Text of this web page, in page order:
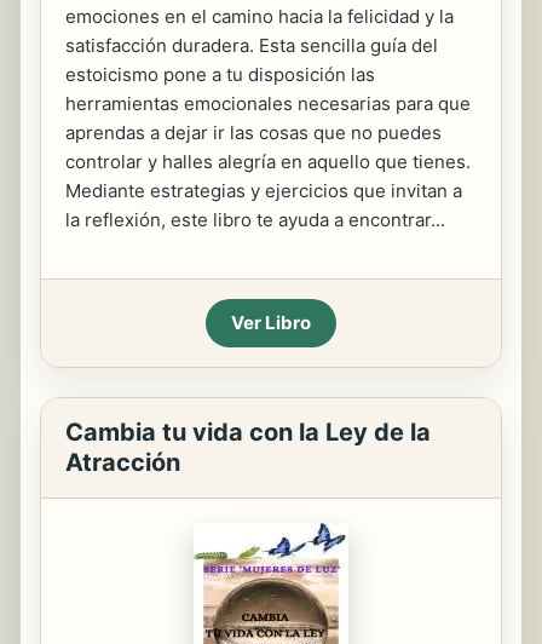
emociones en el camino hacia la felicidad y la
satisfacción duradera. Esta sencilla guía del
estoicismo pone a tu disposición las
herramientas emocionales necesarias para que
aprendas a dejar ir las cosas que no puedes
controlar y halles alegría en aquello que tienes.
Mediante estrategias y ejercicios que invitan a
la reflexión, este libro te ayuda a encontrar...
Ver Libro
Cambia tu vida con la Ley de la
Atracción